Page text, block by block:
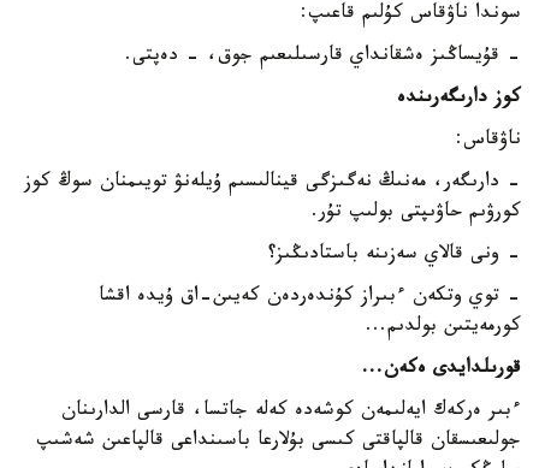
سوندا ناۋقاس كۇلىم قاعىپ:
- قۇيساڭىز ەشقانداي قارسىلىعىم جوق، - دەپتى.
كوز دارىگەرىندە
ناۋقاس:
- دارىگەر، مەنىڭ نەگىزگى قينالىسىم ۇيلەنۋ تويىمنان سوڭ كوز
كورۋىم حاۋىپتى بولىپ تۇر.
- ونى قالاي سەزىنە باستادىڭىز؟
- توي وتكەن ءبىراز كۇندەردەن كەيىن-اق ۇيدە اقشا
كورمەيتىن بولدىم...
قورىلدايدى ەكەن...
ءبىر ەركەك ايەلىمەن كوشەدە كەلە جاتسا، قارسى الدارىنان
جولىعىسقان قالپاقتى كىسى بۇلارعا باسىنداعى قالپاعىن شەشىپ